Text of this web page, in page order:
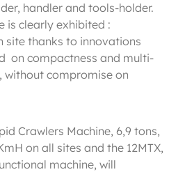
handler and tools-holder.
is clearly exhibited :
site thanks to innovations
on compactness and multi-
without compromise on
Crawlers Machine, 6,9 tons,
on all sites and the 12MTX,
machine, will